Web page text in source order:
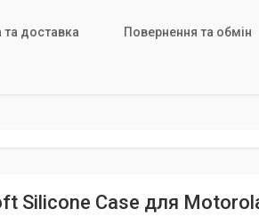
та доставка Повернення та обмін
Silicone Case для